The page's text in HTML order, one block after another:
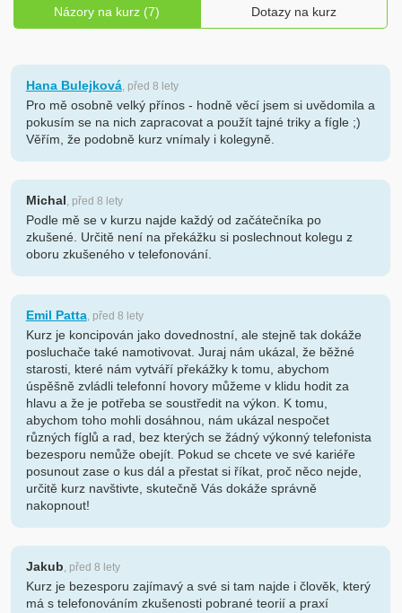
Názory na kurz (7) Dotazy na kurz
Hana Bulejková, před 8 lety
Pro mě osobně velký přínos - hodně věcí jsem si uvědomila a
pokusím se na nich zapracovat a použít tajné triky a fígle ;)
Věřím, že podobně kurz vnímaly i kolegyně.
Michal, před 8 lety
Podle mě se v kurzu najde každý od začátečníka po
zkušené. Určitě není na překážku si poslechnout kolegu z
oboru zkušeného v telefonování.
Emil Patta, před 8 lety
Kurz je koncipován jako dovednostní, ale stejně tak dokáže
posluchače také namotivovat. Juraj nám ukázal, že běžné
starosti, které nám vytváří překážky k tomu, abychom
úspěšně zvládli telefonní hovory můžeme v klidu hodit za
hlavu a že je potřeba se soustředit na výkon. K tomu,
abychom toho mohli dosáhnou, nám ukázal nespočet
různých fíglů a rad, bez kterých se žádný výkonný telefonista
bezesporu nemůže obejít. Pokud se chcete ve své kariéře
posunout zase o kus dál a přestat si říkat, proč něco nejde,
určitě kurz navštivte, skutečně Vás dokáže správně
nakopnout!
Jakub, před 8 lety
Kurz je bezesporu zajímavý a své si tam najde i člověk, který
má s telefonováním zkušenosti pobrané teorií a praxí